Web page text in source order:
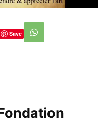
Save